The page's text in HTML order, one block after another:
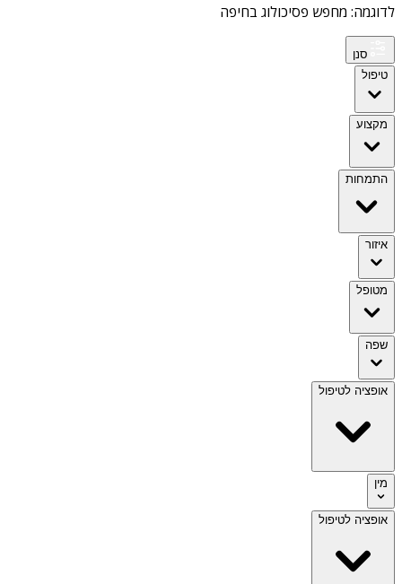
לדוגמה: מחפש פסיכולוג בחיפה
סנן
טיפול
מקצוע
התמחות
איזור
מטופל
שפה
אופציה לטיפול
מין
אופציה לטיפול